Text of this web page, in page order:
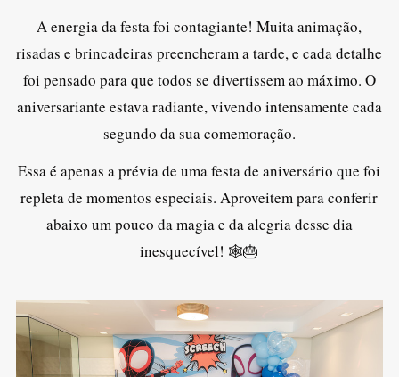
A energia da festa foi contagiante! Muita animação,
risadas e brincadeiras preencheram a tarde, e cada detalhe
foi pensado para que todos se divertissem ao máximo. O
aniversariante estava radiante, vivendo intensamente cada
segundo da sua comemoração.
Essa é apenas a prévia de uma festa de aniversário que foi
repleta de momentos especiais. Aproveitem para conferir
abaixo um pouco da magia e da alegria desse dia
inesquecível! 🕸️🎂